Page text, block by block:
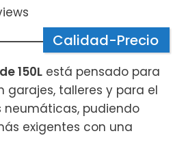
Calidad-Precio
150L está pensado para
garajes, talleres y para el
neumáticas, pudiendo
exigentes con una